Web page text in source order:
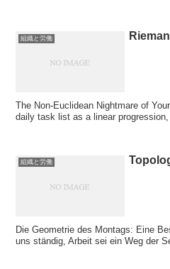
組織と労働
The Non-Euclidean Nightmare of
daily task list as a linear
組織と労働
Die Geometrie des Montags: Eine
uns ständig, Arbeit sei ein Weg der